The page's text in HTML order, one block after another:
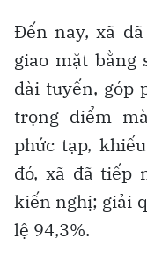
Đến nay, xã
giao mặt bằng
dài tuyến, góp
trọng điểm
phức tạp,
đó, xã đã tiếp
kiến nghị; giải
lệ 94,3%.